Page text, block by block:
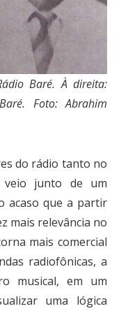
Baré. À direita:
Foto: Abrahim
do rádio tanto no
veio junto de um
acaso que a partir
mais relevância no
mais comercial
radiofônicas, a
musical, em um
uma lógica